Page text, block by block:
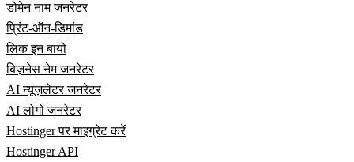
डोमेन नाम जनरेटर
प्रिंट-ऑन-डिमांड
लिंक इन बायो
बिज़नेस नेम जनरेटर
AI न्यूज़लेटर जनरेटर
AI लोगो जनरेटर
Hostinger पर माइग्रेट करें
Hostinger API